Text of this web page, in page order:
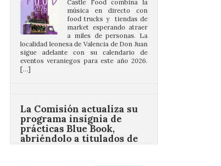
market esperando atraer
a miles de personas. La
localidad leonesa de Valencia de Don Juan
sigue adelante con su calendario de
eventos veraniegos para este año 2026.
[…]
prácticas Blue Book,
abriéndolo a titulados de
EFP
6 Ago 2026